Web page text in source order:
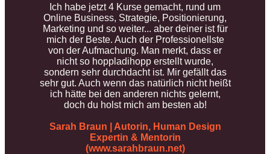
Ich habe jetzt 4 Kurse gemacht, rund um
Online Business, Strategie, Positionierung,
Marketing und so weiter... aber deiner ist für
mich der Beste. Auch der Professionellste
von der Aufmachung. Man merkt, dass er
nicht so hoppladihopp erstellt wurde,
sondern sehr durchdacht ist. Mir gefällt das
sehr gut. Auch wenn das natürlich nicht heißt
ich hätte bei den anderen nichts gelernt,
doch du holst mich am besten ab!
Sarah Braun | Autorin, Human Design
Expertin & Mentorin
(www.sarahbraun.net)